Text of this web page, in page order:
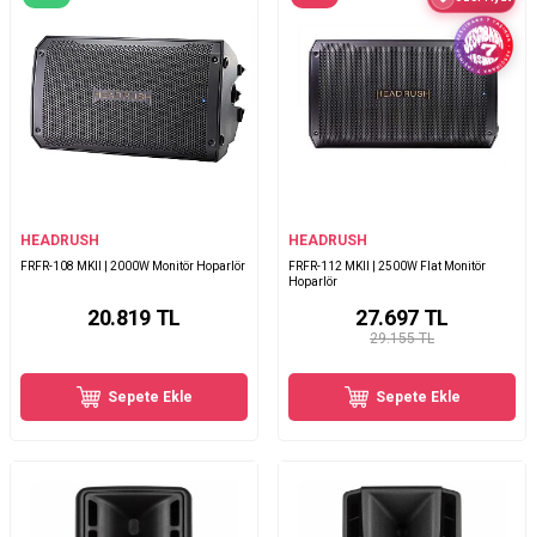
HEADRUSH
FRFR-108 MKII | 2000W Monitör Hoparlör
20.819TL
Sepete Ekle
HEADRUSH
FRFR-112 MKII | 2500W Flat Monitör
Hoparlör
29.155 TL
27.697TL
Sepete Ekle